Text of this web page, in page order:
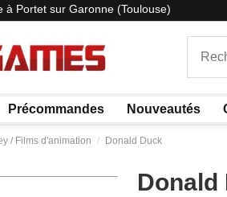
à Portet sur Garonne (Toulouse)
Précommandes Nouveautés
/ Films d'animation Donald Duck
Donald